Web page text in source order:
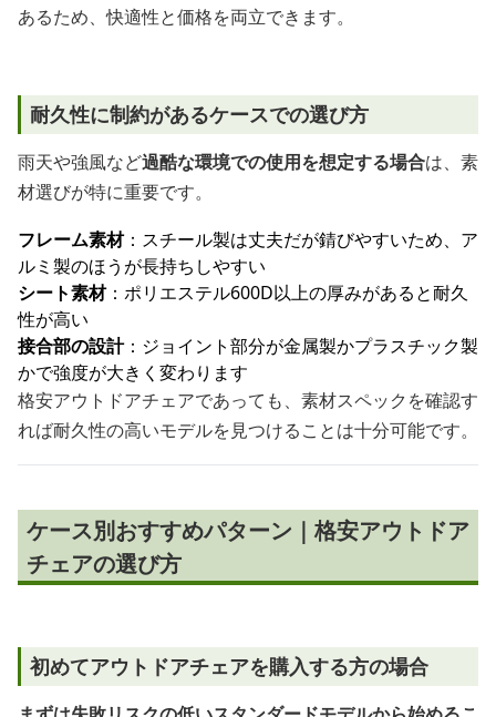
あるため、快適性と価格を両立できます。
耐久性に制約があるケースでの選び方
雨天や強風など過酷な環境での使用を想定する場合は、素
材選びが特に重要です。
フレーム素材：スチール製は丈夫だが錆びやすいため、ア
ルミ製のほうが長持ちしやすい
シート素材：ポリエステル600D以上の厚みがあると耐久
性が高い
接合部の設計：ジョイント部分が金属製かプラスチック製
かで強度が大きく変わります
格安アウトドアチェアであっても、素材スペックを確認す
れば耐久性の高いモデルを見つけることは十分可能です。
ケース別おすすめパターン｜格安アウトドア
チェアの選び方
初めてアウトドアチェアを購入する方の場合